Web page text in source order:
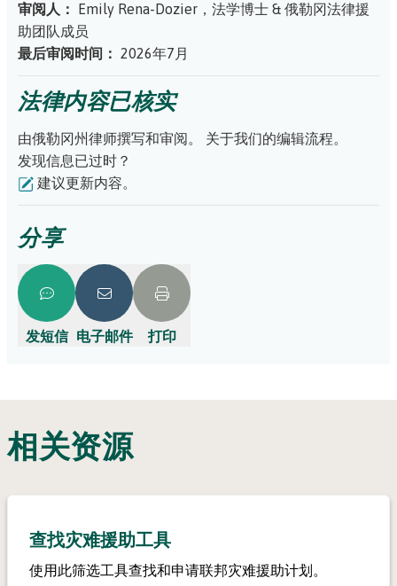
如果您没有立即拿走您的物品，公园业主可以向您收取仓储
费。该费用最高可达您的空间租金金额。
审阅人：
Emily Rena-Dozier，法学博士 & 俄勒冈法律援
助团队成员
最后审阅时间： 2026年7月
法律内容已核实
由俄勒冈州律师撰写和审阅。
关于我们的编辑流程。
发现信息已过时？
建议更新内容。
分享
发短信 电子邮件 打印
相关资源
查找灾难援助工具
使用此筛选工具查找和申请联邦灾难援助计划。